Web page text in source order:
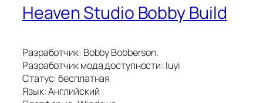
Heaven Studio Bobby Build
Разработчик: Bobby Bobberson.
Разработчик мода доступности: luyi
Статус: бесплатная
Язык: Английский